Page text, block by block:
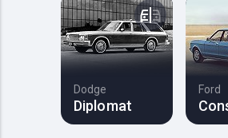
Dodge
Diplomat
Ford